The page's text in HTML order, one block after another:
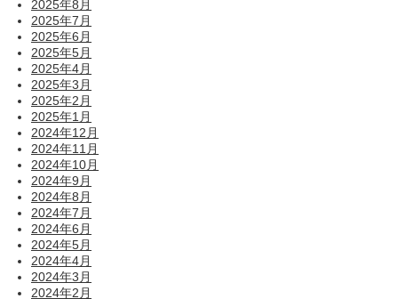
2025年8月
2025年7月
2025年6月
2025年5月
2025年4月
2025年3月
2025年2月
2025年1月
2024年12月
2024年11月
2024年10月
2024年9月
2024年8月
2024年7月
2024年6月
2024年5月
2024年4月
2024年3月
2024年2月